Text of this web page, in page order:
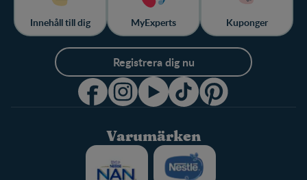
Innehåll till dig MyExperts Kuponger
Registrera dig nu
Varumärken